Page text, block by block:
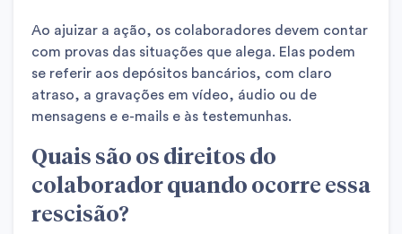
Ao ajuizar a ação, os colaboradores devem contar
com provas das situações que alega. Elas podem
se referir aos depósitos bancários, com claro
atraso, a gravações em vídeo, áudio ou de
mensagens e e-mails e às testemunhas.
Quais são os direitos do
colaborador quando ocorre essa
rescisão?